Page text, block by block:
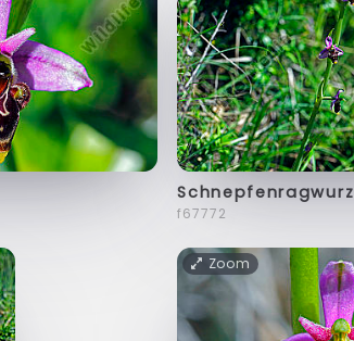
Schnepfenragwurz
f67772
Zoom